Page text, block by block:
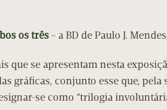
os três– a BD de Paulo J. Mendes
que se apresentam nesta
gráficas, conjunto esse que,
se como “trilogia